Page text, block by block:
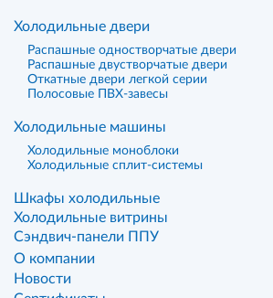
Холодильные двери
Распашные одностворчатые двери
Распашные двустворчатые двери
Откатные двери легкой серии
Полосовые ПВХ-завесы
Холодильные машины
Холодильные моноблоки
Холодильные сплит-системы
Шкафы холодильные
Холодильные витрины
Сэндвич-панели ППУ
О компании
Новости